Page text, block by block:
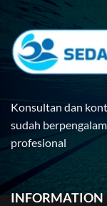
Konsultan dan
sudah
profesional
INFORMATION